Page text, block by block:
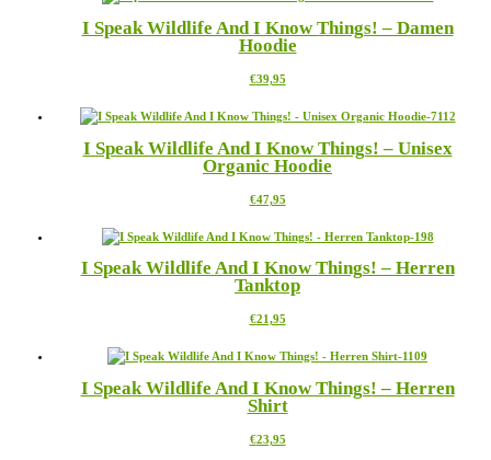
Varianten
auf.
Optionen
auf
Produktseite
gewählt
I Speak Wildlife And I Know Things! – Damen
Hoodie
€39,95Dieses
weist
Varianten
auf.
Optionen
auf
Produktseite
gewählt
I Speak Wildlife And I Know Things! – Unisex
Organic Hoodie
€47,95Dieses
weist
Varianten
auf.
Optionen
auf
Produktseite
gewählt
I Speak Wildlife And I Know Things! – Herren
Tanktop
€21,95Dieses
weist
Varianten
auf.
Optionen
I Speak Wildlife And I Know Things! – Herren
Shirt
€23,95Dieses